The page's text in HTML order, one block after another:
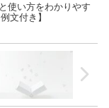
使い方をわかりやす
文付き】